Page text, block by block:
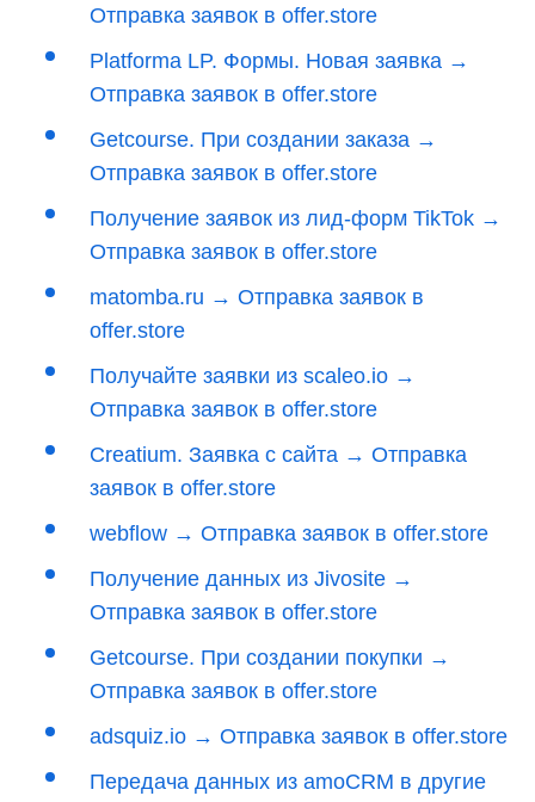
Отправка заявок в offer.store
Platforma LP. Формы. Новая заявка →
Отправка заявок в offer.store
Getcourse. При создании заказа →
Отправка заявок в offer.store
Получение заявок из лид-форм TikTok →
Отправка заявок в offer.store
matomba.ru → Отправка заявок в
offer.store
Получайте заявки из scaleo.io →
Отправка заявок в offer.store
Creatium. Заявка с сайта → Отправка
заявок в offer.store
webflow → Отправка заявок в offer.store
Получение данных из Jivosite →
Отправка заявок в offer.store
Getcourse. При создании покупки →
Отправка заявок в offer.store
adsquiz.io → Отправка заявок в offer.store
Передача данных из amoCRM в другие